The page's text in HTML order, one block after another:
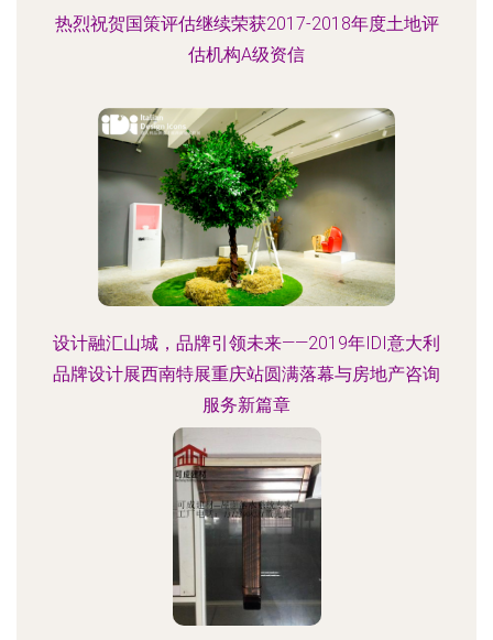
热烈祝贺国策评估继续荣获2017-2018年度土地评
估机构A级资信
设计融汇山城，品牌引领未来——2019年IDI意大利
品牌设计展西南特展重庆站圆满落幕与房地产咨询
服务新篇章